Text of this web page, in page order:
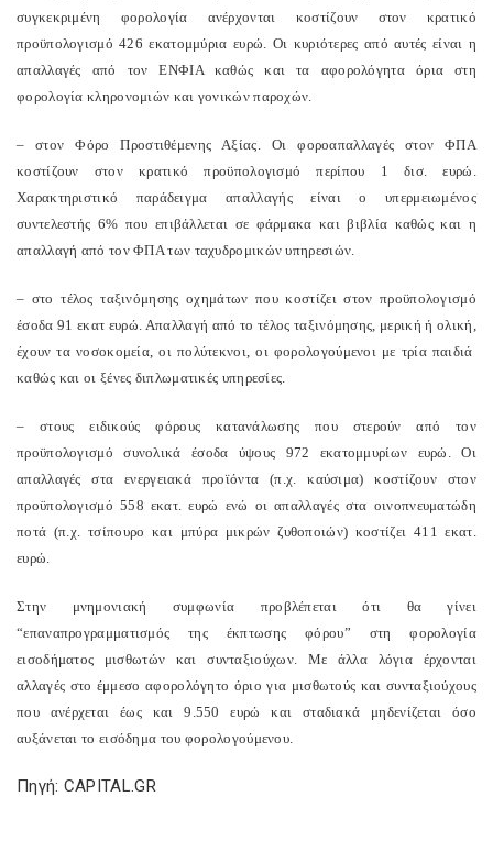
συγκεκριμένη φορολογία ανέρχονται κοστίζουν στον κρατικό
προϋπολογισμό 426 εκατομμύρια ευρώ. Οι κυριότερες από αυτές είναι η
απαλλαγές από τον ΕΝΦΙΑ καθώς και τα αφορολόγητα όρια στη
φορολογία κληρονομιών και γονικών παροχών.
– στον Φόρο Προστιθέμενης Αξίας. Οι φοροαπαλλαγές στον ΦΠΑ
κοστίζουν στον κρατικό προϋπολογισμό περίπου 1 δισ. ευρώ.
Χαρακτηριστικό παράδειγμα απαλλαγής είναι ο υπερμειωμένος
συντελεστής 6% που επιβάλλεται σε φάρμακα και βιβλία καθώς και η
απαλλαγή από τον ΦΠΑ των ταχυδρομικών υπηρεσιών.
– στο τέλος ταξινόμησης οχημάτων που κοστίζει στον προϋπολογισμό
έσοδα 91 εκατ ευρώ. Απαλλαγή από το τέλος ταξινόμησης, μερική ή ολική,
έχουν τα νοσοκομεία, οι πολύτεκνοι, οι φορολογούμενοι με τρία παιδιά
καθώς και οι ξένες διπλωματικές υπηρεσίες.
– στους ειδικούς φόρους κατανάλωσης που στερούν από τον
προϋπολογισμό συνολικά έσοδα ύψους 972 εκατομμυρίων ευρώ. Οι
απαλλαγές στα ενεργειακά προϊόντα (π.χ. καύσιμα) κοστίζουν στον
προϋπολογισμό 558 εκατ. ευρώ ενώ οι απαλλαγές στα οινοπνευματώδη
ποτά (π.χ. τσίπουρο και μπύρα μικρών ζυθοποιών) κοστίζει 411 εκατ.
ευρώ.
Στην μνημονιακή συμφωνία προβλέπεται ότι θα γίνει
“επαναπρογραμματισμός της έκπτωσης φόρου” στη φορολογία
εισοδήματος μισθωτών και συνταξιούχων. Με άλλα λόγια έρχονται
αλλαγές στο έμμεσο αφορολόγητο όριο για μισθωτούς και συνταξιούχους
που ανέρχεται έως και 9.550 ευρώ και σταδιακά μηδενίζεται όσο
αυξάνεται το εισόδημα του φορολογούμενου.
Πηγή: CAPITAL.GR